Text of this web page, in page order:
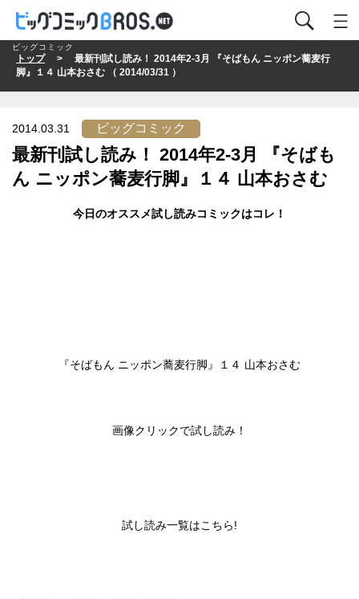
トップ> 最新刊試し読み！ 2014年2-3月 『そばもん ニッポン蕎麦行
脚』１４ 山本おさむ （ 2014/03/31 ）
ビッグコミック
2014.03.31
最新刊試し読み！ 2014年2-3月 『そばも
ん ニッポン蕎麦行脚』１４ 山本おさむ
ビッグコミック
今日のオススメ試し読みコミックはコレ！
『そばもん ニッポン蕎麦行脚』１４ 山本おさむ
画像クリックで試し読み！
試し読み一覧はこちら!